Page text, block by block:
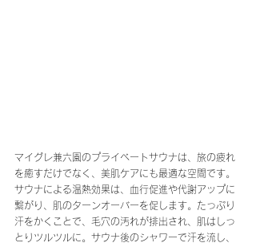
マイグレ兼六園のプライベートサウナは、旅の疲れ
を癒すだけでなく、美肌ケアにも最適な空間です。
サウナによる温熱効果は、血行促進や代謝アップに
繋がり、肌のターンオーバーを促します。たっぷり
汗をかくことで、毛穴の汚れが排出され、肌はしっ
とりツルツルに。サウナ後のシャワーで汗を流し、